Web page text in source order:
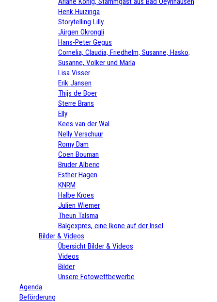
Henk Huizinga
Storytelling Lilly
Jürgen Okrongli
Hans-Peter Gegus
Cornelia, Claudia, Friedhelm, Susanne, Hasko,
Susanne, Volker und Marla
Lisa Visser
Erik Jansen
Thijs de Boer
Sterre Brans
Elly
Kees van der Wal
Nelly Verschuur
Romy Dam
Coen Bouman
Bruder Alberic
Esther Hagen
KNRM
Halbe Kroes
Julien Wiemer
Theun Talsma
Balgexpres, eine Ikone auf der Insel
Bilder & Videos
Übersicht Bilder & Videos
Videos
Bilder
Unsere Fotowettbewerbe
Agenda
Beförderung